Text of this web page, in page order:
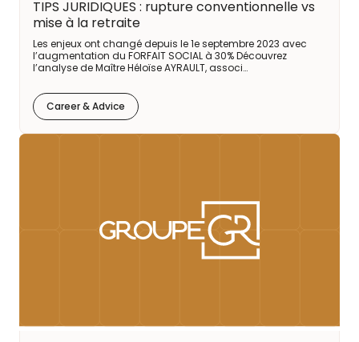
TIPS JURIDIQUES : rupture conventionnelle vs
mise à la retraite
Les enjeux ont changé depuis le 1e septembre 2023 avec
l’augmentation du FORFAIT SOCIAL à 30% Découvrez
l’analyse de Maître Héloïse AYRAULT, associ…
Career & Advice